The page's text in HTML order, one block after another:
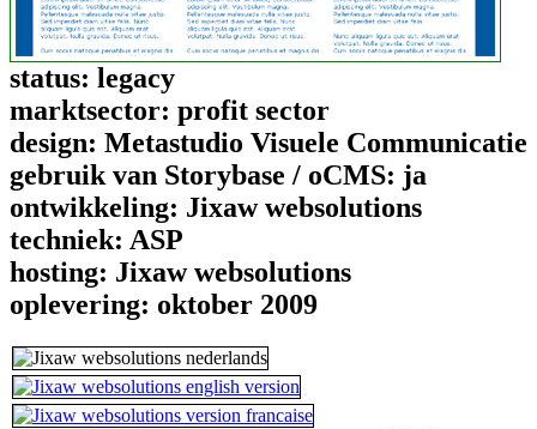
status: legacy
marktsector: profit sector
design: Metastudio Visuele Communicatie
gebruik van Storybase / oCMS: ja
ontwikkeling: Jixaw websolutions
techniek: ASP
hosting: Jixaw websolutions
oplevering: oktober 2009